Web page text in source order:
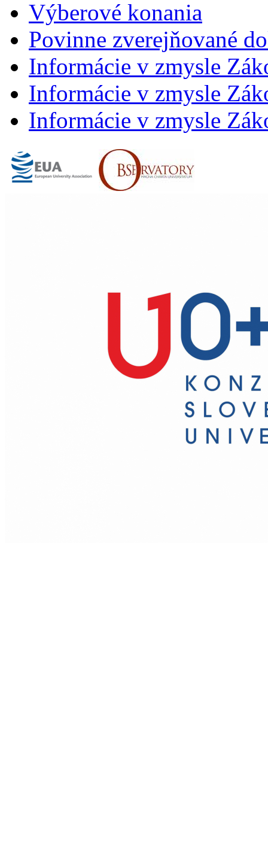
Výberové konania
Povinne zverejňované
Informácie v zmysle
Informácie v zmysle
Informácie v zmysle